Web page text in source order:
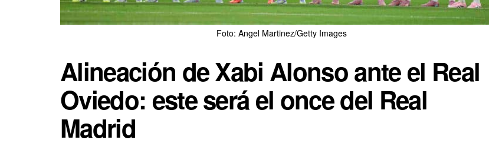
Foto: Angel Martinez/Getty Images
Alineación de Xabi Alonso ante el Real
Oviedo: este será el once del Real
Madrid